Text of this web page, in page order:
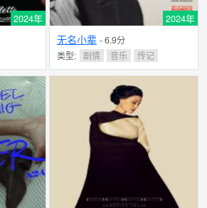
2024年 2024年
无名小辈 - 6.9分
类型: 剧情 音乐 传记